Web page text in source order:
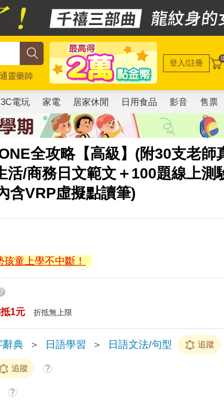
通靈藥師
登入/註冊 0
3C電玩 家電 居家休閒 日用食品 影音 售票
全攻略【高級】(附30支老師
活/商務日文範文＋100題線上測
含VRP虛擬點讀筆)
童上學不中斷！
?
1元 折抵無上限
辭典 ＞ 日語學習 ＞ 日語文法/句型 追蹤
追蹤 ?
?